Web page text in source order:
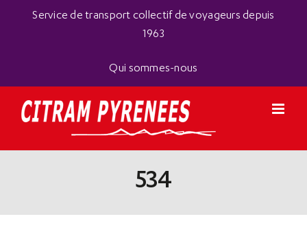
Service de transport collectif de voyageurs depuis
1963
Qui sommes-nous
534
Panneau de gestion des cookies